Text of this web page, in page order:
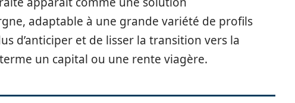
adaptable à une grande variété de profils
d’anticiper et de lisser la transition vers la
un capital ou une rente viagère.